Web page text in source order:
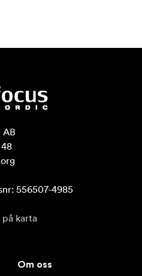
AB
556507-4985
karta
Om oss